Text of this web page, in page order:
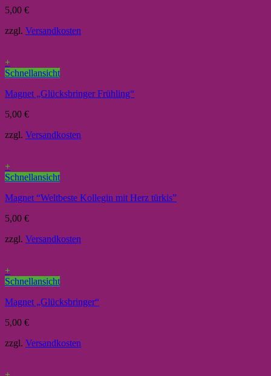
5,00 €
zzgl. Versandkosten
+
Schnellansicht
Magnet „Glücksbringer Frühling“
5,00 €
zzgl. Versandkosten
+
Schnellansicht
Magnet “Weltbeste Kollegin mit Herz türkis”
5,00 €
zzgl. Versandkosten
+
Schnellansicht
Magnet „Glücksbringer“
5,00 €
zzgl. Versandkosten